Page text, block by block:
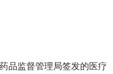
品监督管理局签发的医疗